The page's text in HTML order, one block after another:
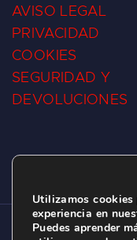
AVISO LEGAL
PRIVACIDAD
COOKIES
SEGURIDAD Y
DEVOLUCIONES
Utilizamos
experiencia en
Puedes aprender